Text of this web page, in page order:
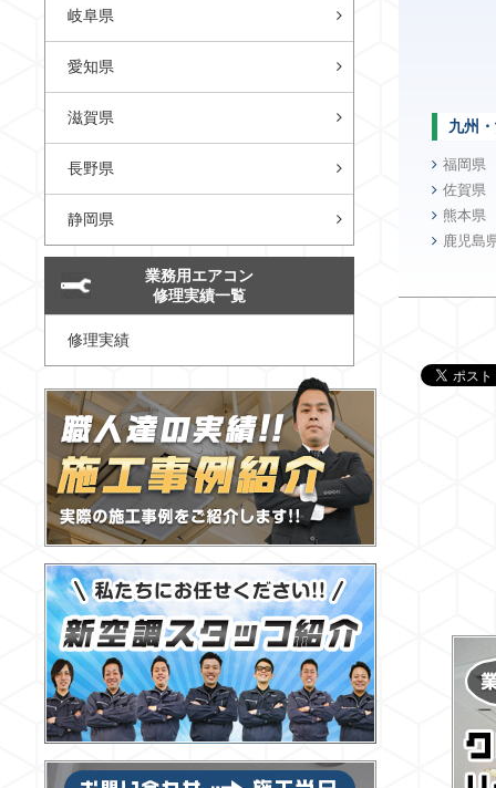
九州
福岡県
佐賀県
熊本県
鹿児島
岐阜県
愛知県
滋賀県
長野県
静岡県
業務用エアコン
修理実績一覧
修理実績